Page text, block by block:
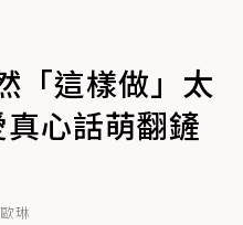
「這樣做」太
心話萌翻鏟
琳